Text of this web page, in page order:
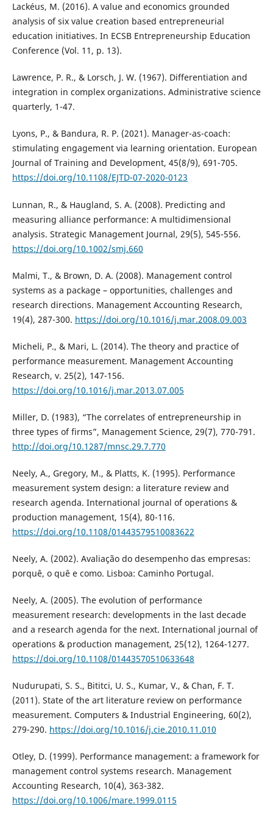
Lackéus, M. (2016). A value and economics grounded
analysis of six value creation based entrepreneurial
education initiatives. In ECSB Entrepreneurship Education
Conference (Vol. 11, p. 13).
Lawrence, P. R., & Lorsch, J. W. (1967). Differentiation and
integration in complex organizations. Administrative science
quarterly, 1-47.
Lyons, P., & Bandura, R. P. (2021). Manager-as-coach:
stimulating engagement via learning orientation. European
Journal of Training and Development, 45(8/9), 691-705.
https://doi.org/10.1108/EJTD-07-2020-0123
Lunnan, R., & Haugland, S. A. (2008). Predicting and
measuring alliance performance: A multidimensional
analysis. Strategic Management Journal, 29(5), 545-556.
https://doi.org/10.1002/smj.660
Malmi, T., & Brown, D. A. (2008). Management control
systems as a package – opportunities, challenges and
research directions. Management Accounting Research,
19(4), 287-300. https://doi.org/10.1016/j.mar.2008.09.003
Micheli, P., & Mari, L. (2014). The theory and practice of
performance measurement. Management Accounting
Research, v. 25(2), 147-156.
https://doi.org/10.1016/j.mar.2013.07.005
Miller, D. (1983), “The correlates of entrepreneurship in
three types of firms”, Management Science, 29(7), 770-791.
http://doi.org/10.1287/mnsc.29.7.770
Neely, A., Gregory, M., & Platts, K. (1995). Performance
measurement system design: a literature review and
research agenda. International journal of operations &
production management, 15(4), 80-116.
https://doi.org/10.1108/01443579510083622
Neely, A. (2002). Avaliação do desempenho das empresas:
porquê, o quê e como. Lisboa: Caminho Portugal.
Neely, A. (2005). The evolution of performance
measurement research: developments in the last decade
and a research agenda for the next. International journal of
operations & production management, 25(12), 1264-1277.
https://doi.org/10.1108/01443570510633648
Nudurupati, S. S., Bititci, U. S., Kumar, V., & Chan, F. T.
(2011). State of the art literature review on performance
measurement. Computers & Industrial Engineering, 60(2),
279-290. https://doi.org/10.1016/j.cie.2010.11.010
Otley, D. (1999). Performance management: a framework for
management control systems research. Management
Accounting Research, 10(4), 363-382.
https://doi.org/10.1006/mare.1999.0115